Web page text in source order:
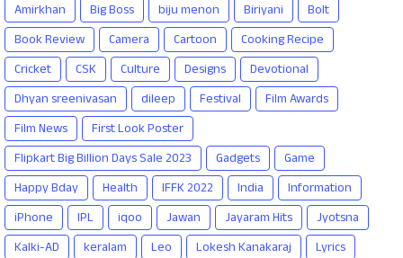
Amirkhan
Big Boss biju menon Biriyani
Bolt
Book Review
Camera Cartoon
Cooking Recipe
Cricket
CSK Culture Designs
Devotional
Dhyan sreenivasan
dileep Festival
Film Awards
Film News
First Look Poster
Flipkart Big Billion Days Sale 2023
Gadgets
Game
Happy Bday
Health IFFK 2022 India
Information
iPhone
IPL iqoo Jawan Jayaram Hits
Jyotsna
Kalki-AD
keralam Leo Lokesh Kanakaraj
Lyrics